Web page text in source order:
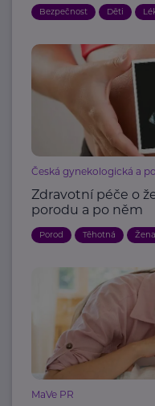
Bezpečnost Děti
Česká gynekologická a
Zdravotní péče o
porodu a po něm
Porod Těhotná Žena
MaVe PR